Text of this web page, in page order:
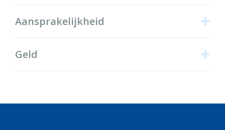
Aansprakelijkheid
Geld